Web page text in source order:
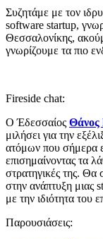
Συζητάμε με τον
software startup,
Θεσσαλονίκης,
γνωρίζουμε τα πιο
Fireside chat:
Ο Έδεσσαίος Θάνος
μιλήσει για την
ατόμων που σήμερα
επισημαίνοντας τα
στρατηγικές της. Θα
στην ανάπτυξη μιας
με την ιδιότητα του
Παρουσιάσεις: